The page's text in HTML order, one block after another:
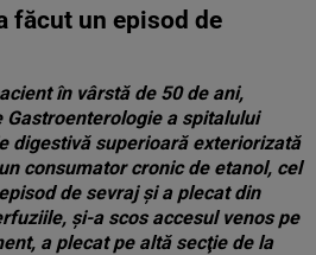
făcut un episod de
în vârstă de 50 de ani,
a spitalului
digestivă superioară exteriorizată
consumator cronic de etanol, cel
de sevraj şi a plecat din
şi-a scos accesul venos pe
a plecat pe altă secţie de la